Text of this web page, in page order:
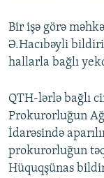
Bir işə görə
Ə.Hacıbəyli
hallarla bağlı
QTH-lərlə bağlı
Prokurorluğun
İdarəsində
prokurorluğun
Hüquqşünas